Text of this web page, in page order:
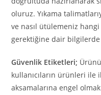
oluruz. Yıkama
ve nasıl ütülemeniz hangi
gerektiğine dair bilgilerde
Güvenlik Etiketleri;
kullanıcıların ürünleri
aksamalarına engel